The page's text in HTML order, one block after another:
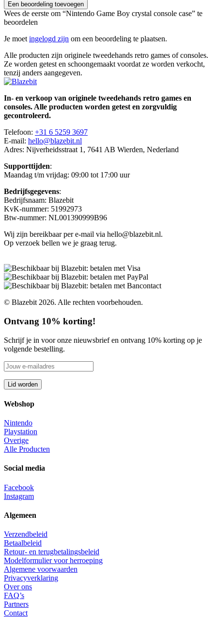
Een beoordeling toevoegen
Wees de eerste om “Nintendo Game Boy crystal console case” te
beoordelen
Je moet ingelogd zijn om een beoordeling te plaatsen.
Alle producten zijn originele tweedehands retro games of consoles.
Ze worden getest en schoongemaakt voordat ze worden verkocht,
tenzij anders aangegeven.
In- en verkoop van originele tweedehands retro games en
consoles. Alle producten worden getest en zorgvuldig
gecontroleerd.
Telefoon: +31 6 5259 3697
E-mail: hello@blazebit.nl
Adres: Nijverheidsstraat 1, 7641 AB Wierden, Nederland
Supporttijden:
Maandag t/m vrijdag: 09:00 tot 17:00 uur
Bedrijfsgegevens:
Bedrijfsnaam: Blazebit
KvK-nummer: 51992973
Btw-nummer: NL001390999B96
Wij zijn bereikbaar per e-mail via hello@blazebit.nl.
Op verzoek bellen we je graag terug.
© Blazebit 2026. Alle rechten voorbehouden.
Ontvang 10% korting!
Schrijf je in voor onze nieuwsbrief en ontvang 10% korting op je
volgende bestelling.
Webshop
Nintendo
Playstation
Overige
Alle Producten
Social media
Facebook
Instagram
Algemeen
Verzendbeleid
Betaalbeleid
Retour- en terugbetalingsbeleid
Modelformulier voor herroeping
Algemene voorwaarden
Privacyverklaring
Over ons
FAQ’s
Partners
Contact